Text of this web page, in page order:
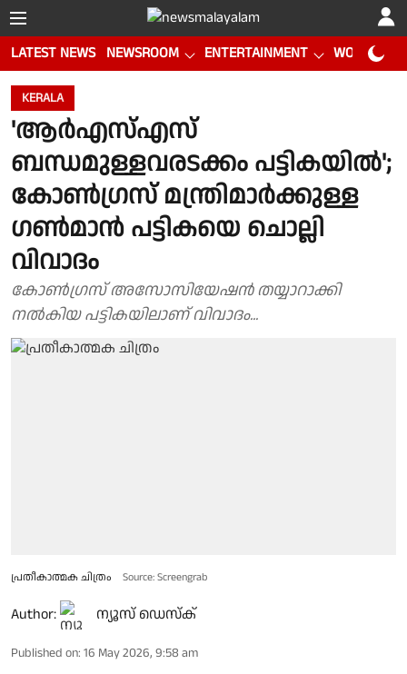
LATEST NEWS NEWSROOM ENTERTAINMENT WORLD CUP
KERALA
'ആർഎസ്എസ്
ബന്ധമുള്ളവരടക്കം പട്ടികയിൽ';
കോൺഗ്രസ് മന്ത്രിമാർക്കുള്ള
ഗൺമാൻ പട്ടികയെ ചൊല്ലി
വിവാദം
കോൺഗ്രസ് അസോസിയേഷൻ തയ്യാറാക്കി
നൽകിയ പട്ടികയിലാണ് വിവാദം...
പ്രതീകാത്മക ചിത്രം Source: Screengrab
Author: ന്യൂസ് ഡെസ്ക്
Published on: 16 May 2026, 9:58 am